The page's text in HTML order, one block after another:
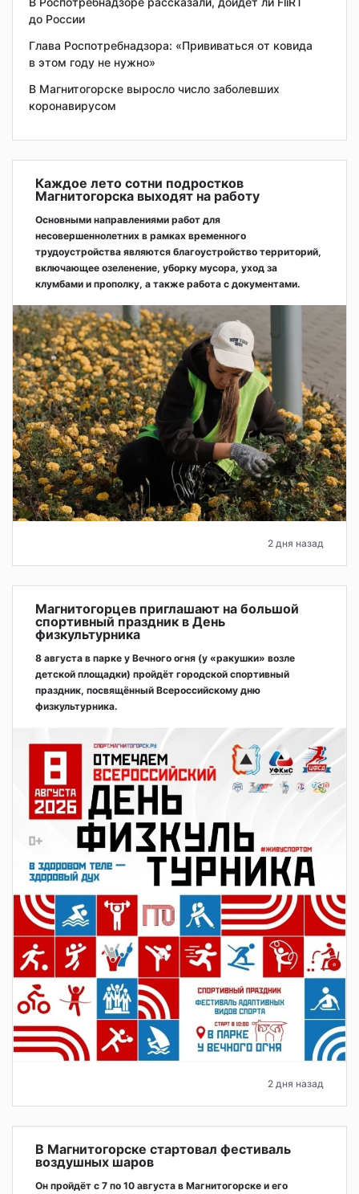
до России
Глава Роспотребнадзора: «Прививаться от ковида
в этом году не нужно»
В Магнитогорске выросло число заболевших
коронавирусом
Каждое лето сотни подростков
Магнитогорска выходят на работу
Основными направлениями работ для
несовершеннолетних в рамках временного
трудоустройства являются благоустройство территорий,
включающее озеленение, уборку мусора, уход за
клумбами и прополку, а также работа с документами.
2 дня назад
Магнитогорцев приглашают на большой
спортивный праздник в День
физкультурника
8 августа в парке у Вечного огня (у «ракушки» возле
детской площадки) пройдёт городской спортивный
праздник, посвящённый Всероссийскому дню
физкультурника.
2 дня назад
В Магнитогорске стартовал фестиваль
воздушных шаров
Он пройдёт с 7 по 10 августа в Магнитогорске и его